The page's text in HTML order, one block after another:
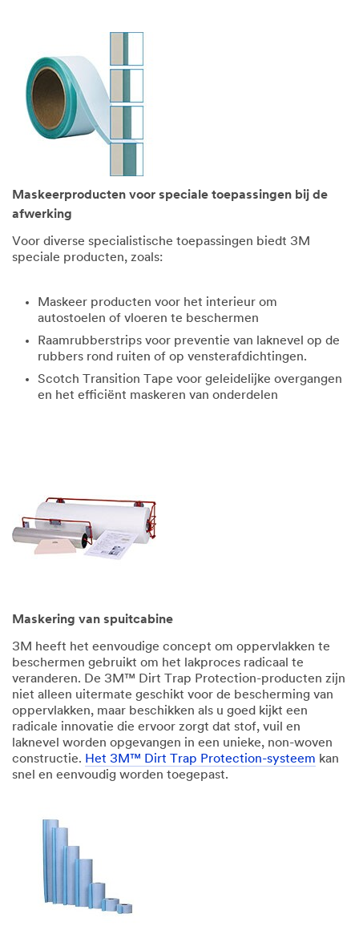
Maskeerproducten voor speciale toepassingen bij de
afwerking
Voor diverse specialistische toepassingen biedt 3M
speciale producten, zoals:
Maskeer producten voor het interieur om
autostoelen of vloeren te beschermen
Raamrubberstrips voor preventie van laknevel op de
rubbers rond ruiten of op vensterafdichtingen.
Scotch Transition Tape voor geleidelijke overgangen
en het efficiënt maskeren van onderdelen
Maskering van spuitcabine
3M heeft het eenvoudige concept om oppervlakken te
beschermen gebruikt om het lakproces radicaal te
veranderen. De 3M™ Dirt Trap Protection-producten zijn
niet alleen uitermate geschikt voor de bescherming van
oppervlakken, maar beschikken als u goed kijkt een
radicale innovatie die ervoor zorgt dat stof, vuil en
laknevel worden opgevangen in een unieke, non-woven
constructie. Het 3M™ Dirt Trap Protection-systeem kan
snel en eenvoudig worden toegepast.